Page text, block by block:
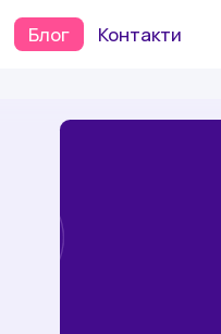
Блог Контакти